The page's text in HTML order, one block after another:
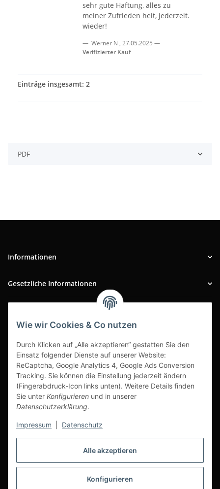
Alle akzeptieren
Konfigurieren
Wie wir Cookies & Co nutzen
Durch Klicken auf „Alle akzeptieren“ gestatten Sie den
Einsatz folgender Dienste auf unserer Website:
ReCaptcha, Google Analytics 4, Google Ads Conversion
Tracking. Sie können die Einstellung jederzeit ändern
(Fingerabdruck-Icon links unten). Weitere Details finden
Sie unter Konfigurieren und in unserer
Datenschutzerklärung.
Impressum Datenschutz
sehr gute Haftung, alles zu
meiner Zufrieden heit, jederzeit.
wieder!
Werner N , 27.05.2025
Verifizierter Kauf
Einträge insgesamt: 2
PDF
Informationen
Gesetzliche Informationen
Vertrag widerrufen
* Alle Preise inkl. gesetzlicher USt., zzgl.Versand